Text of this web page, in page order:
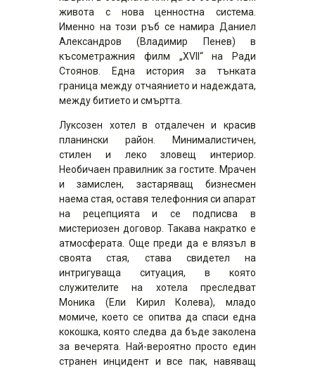
живота с нова ценностна система.
Именно на този ръб се намира Даниел
Александров (Владимир Пенев) в
късометражния филм „XVII“ на Ради
Стоянов. Една история за тънката
граница между отчаянието и надеждата,
между битието и смъртта.
Луксозен хотел в отдалечен и красив
планински район. Минималистичен,
стилен и леко зловещ интериор.
Необичаен правилник за гостите. Мрачен
и замислен, застаряващ бизнесмен
наема стая, оставя телефонния си апарат
на рецепцията и се подписва в
мистериозен договор. Такава накратко е
атмосферата. Още преди да е влязъл в
своята стая, става свидетел на
интригуваща ситуация, в която
служителите на хотела преследват
Моника (Ели Кирил Колева), младо
момиче, което се опитва да спаси една
кокошка, която следва да бъде заколена
за вечерята. Най-вероятно просто един
странен инцидент и все пак, навяващ